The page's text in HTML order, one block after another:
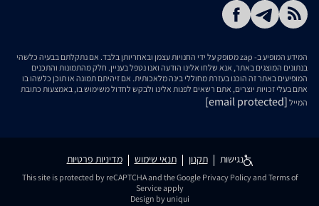
המידע המופיע ב- zap מסופק על ידי החנויות עצמן ובאחריותן בלבד. אם נתקלתם בבעיה כלשהי
בנתונים המוצגים באתר, אנא שלחו אלינו הודעה ואנו נטפל בעניין. חלק מהתמונות והתכנים
המופיעים באתר זה הוכנו בעזרת מחוללי בינה מלאכותית. אם זיהיתם תמונה או תוכן כלשהו בו
אתם בעלי זכויות יוצרים, אתם רשאים לפנות אלינו ולבקש לחדול משימוש בו, באמצעות כתובת
המייל [email protected]
נגישות תקנון תנאי שימוש מדיניות פרטיות
This site is protected by reCAPTCHA and the Google Privacy Policyand Terms of
Serviceapply
Design by uniqui